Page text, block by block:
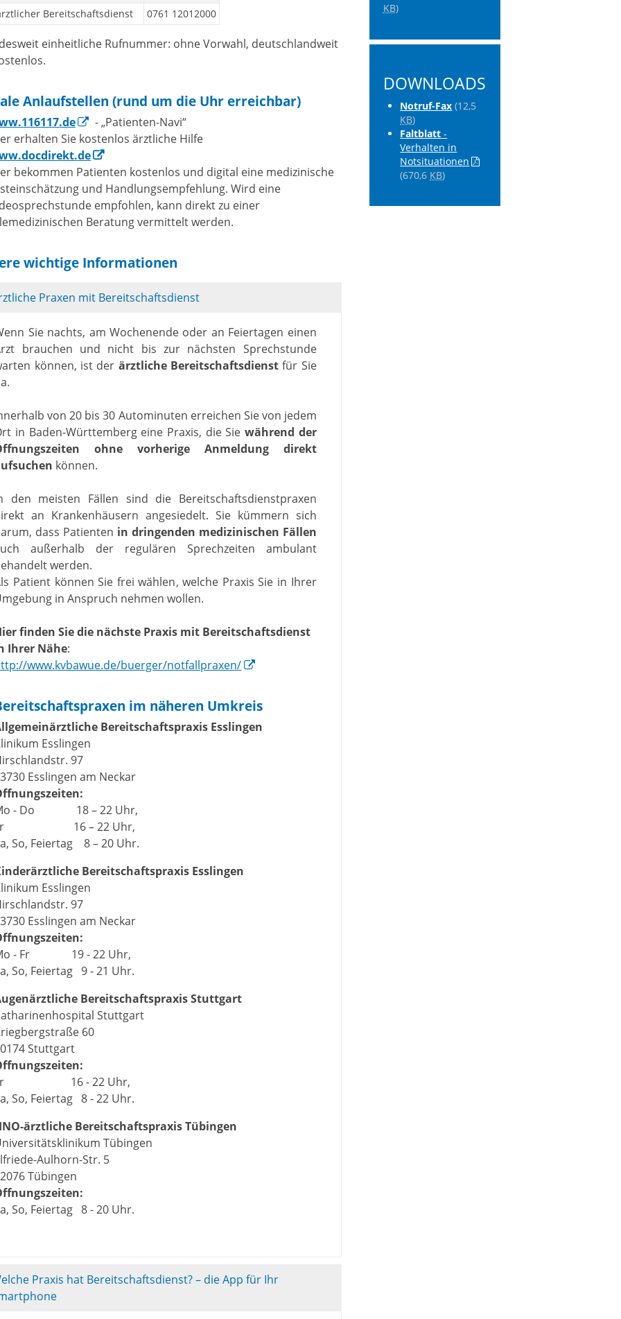
Bereitschaftsdienst
0761 12012000
einheitliche Rufnummer: ohne Vorwahl, deutschland­weit
Anlaufstellen (rund um die Uhr erreichbar)
- „Patienten-Navi“
erhalten Sie kostenlos ärztliche Hilfe
bekommen Patienten kostenlos und digital eine medizinische
und Handlungsempfehlung. Wird eine
empfohlen, kann direkt zu einer
Beratung vermittelt werden.
wichtige Informationen
Praxen mit Bereitschaftsdienst
Sie nachts, am Wochenende oder an Feiertagen einen
brauchen und nicht bis zur nächsten Sprechstunde
können, ist der ärztliche Bereitschaftsdienstfür Sie
von 20 bis 30 Autominuten erreichen Sie von jedem
in Baden-Württemberg eine Praxis, die Sie während der
ohne vorherige Anmeldung direkt
können.
den meisten Fällen sind die Bereitschaftsdienstpraxen
an Krankenhäusern angesiedelt. Sie kümmern sich
dass Patienten in dringenden medizinischen Fällen
außerhalb der regulären Sprechzeiten ambulant
werden.
Patient können Sie frei wählen, welche Praxis Sie in Ihrer
in Anspruch nehmen wollen.
finden Sie die nächste Praxis mit Bereitschaftsdienst
Ihrer Nähe:
www.kvbawue.de/buerger/notfallpraxen/
im näheren Umkreis
Bereitschaftspraxis Esslingen
Esslingen
97
Esslingen am Neckar
- Do 18 – 22 Uhr,
16 – 22 Uhr,
So, Feiertag 8 – 20 Uhr.
Bereitschaftspraxis Esslingen
Esslingen
97
Esslingen am Neckar
- Fr 19 - 22 Uhr,
So, Feiertag 9 - 21 Uhr.
Bereitschaftspraxis Stuttgart
Stuttgart
60
Stuttgart
16 - 22 Uhr,
So, Feiertag 8 - 22 Uhr.
ärztliche Bereitschaftspraxis Tübingen
Tübingen
Aulhorn-Str. 5
Tübingen
So, Feiertag 8 - 20 Uhr.
Praxis hat Bereitschaftsdienst? – die App für Ihr
KB)
DOWNLOADS
Notruf-Fax (12,5
KB)
Faltblatt -
Verhalten in
Notsituationen
(670,6 KB)